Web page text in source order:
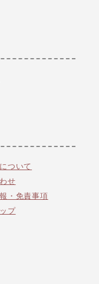
ついて
せ
・免責事項
プ